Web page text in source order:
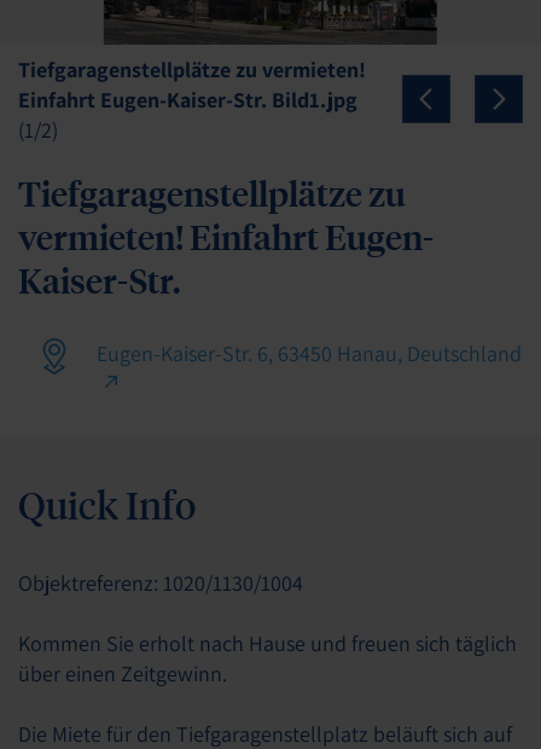
Tiefgaragenstellplätze zu vermieten!
Einfahrt Eugen-Kaiser-Str. Bild1.jpg
(1/2)
Dawonia.jpg(2/2)
Tiefgaragenstellplätze zu
vermieten! Einfahrt Eugen-
Kaiser-Str.
Eugen-Kaiser-Str. 6, 63450 Hanau, Deutschland
Quick Info
Objektreferenz: 1020/1130/1004
Kommen Sie erholt nach Hause und freuen sich täglich
über einen Zeitgewinn.
Die Miete für den Tiefgaragenstellplatz beläuft sich auf